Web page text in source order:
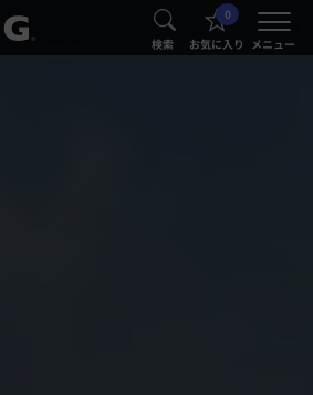
® 検索
0
お気に入り メニュー
®